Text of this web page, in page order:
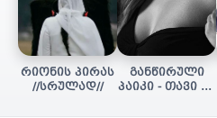
რიონის პირას
//სრულად//
განწირული
პაიკი - თავი 16